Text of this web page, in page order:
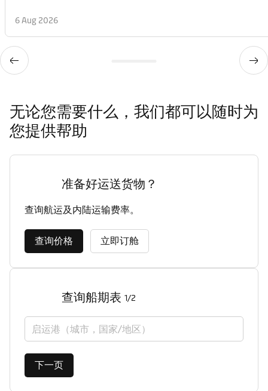
6 Aug 2026
无论您需要什么，我们都可以随时为
您提供帮助
准备好运送货物？
查询航运及内陆运输费率。
查询价格 立即订舱
查询船期表 1/2
启运港（城市，国家/地区）
下一页